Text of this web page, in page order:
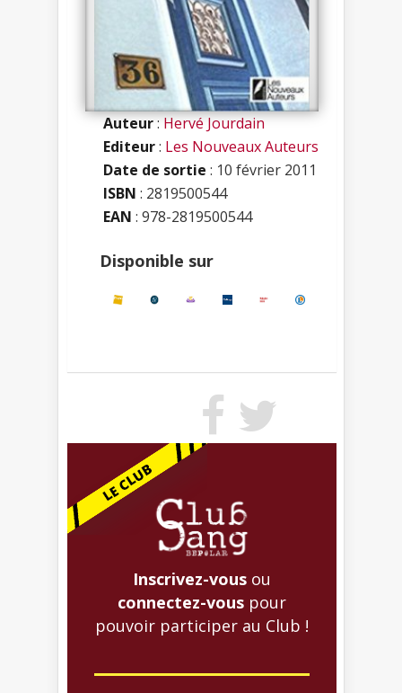
Auteur:Hervé Jourdain
Editeur: Les Nouveaux Auteurs
Date de sortie : 10 février 2011
ISBN : 2819500544
EAN : 978-2819500544
Disponible sur
Inscrivez-vous ou
connectez-vous pour
pouvoir participer au Club !